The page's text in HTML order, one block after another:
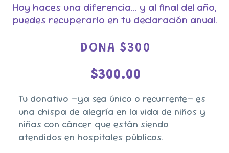
Hoy haces una diferencia… y al final del año,
puedes recuperarlo en tu declaración anual.
DONA $300
$300.00
Tu donativo —ya sea único o recurrente— es
una chispa de alegría en la vida de niños y
niñas con cáncer que están siendo
atendidos en hospitales públicos.